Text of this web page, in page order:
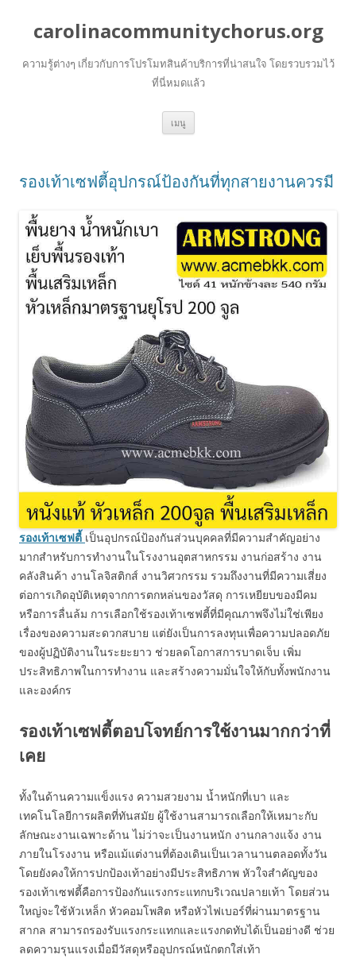
carolinacommunitychorus.org
ความรู้ต่างๆ เกี่ยวกับการโปรโมทสินค้าบริการที่น่าสนใจ โดยรวบรวมไว้
ที่นี่หมดแล้ว
เมนู ข้าม
ยัง
รองเท้าเซฟตี้อุปกรณ์ป้องกันที่ทุกสายงานควรมี
รองเท้าเซฟตี้ เป็นอุปกรณ์ป้องกันส่วนบุคคลที่มีความสำคัญอย่าง
มากสำหรับการทำงานในโรงงานอุตสาหกรรม งานก่อสร้าง งาน
คลังสินค้า งานโลจิสติกส์ งานวิศวกรรม รวมถึงงานที่มีความเสี่ยง
ต่อการเกิดอุบัติเหตุจากการตกหล่นของวัสดุ การเหยียบของมีคม
หรือการลื่นล้ม การเลือกใช้รองเท้าเซฟตี้ที่มีคุณภาพจึงไม่ใช่เพียง
เรื่องของความสะดวกสบาย แต่ยังเป็นการลงทุนเพื่อความปลอดภัย
ของผู้ปฏิบัติงานในระยะยาว ช่วยลดโอกาสการบาดเจ็บ เพิ่ม
ประสิทธิภาพในการทำงาน และสร้างความมั่นใจให้กับทั้งพนักงาน
และองค์กร
รองเท้าเซฟตี้ตอบโจทย์การใช้งานมากกว่าที่
เคย
ทั้งในด้านความแข็งแรง ความสวยงาม น้ำหนักที่เบา และ
เทคโนโลยีการผลิตที่ทันสมัย ผู้ใช้งานสามารถเลือกให้เหมาะกับ
ลักษณะงานเฉพาะด้าน ไม่ว่าจะเป็นงานหนัก งานกลางแจ้ง งาน
ภายในโรงงาน หรือแม้แต่งานที่ต้องเดินเป็นเวลานานตลอดทั้งวัน
โดยยังคงให้การปกป้องเท้าอย่างมีประสิทธิภาพ หัวใจสำคัญของ
รองเท้าเซฟตี้คือการป้องกันแรงกระแทกบริเวณปลายเท้า โดยส่วน
ใหญ่จะใช้หัวเหล็ก หัวคอมโพสิต หรือหัวไฟเบอร์ที่ผ่านมาตรฐาน
สากล สามารถรองรับแรงกระแทกและแรงกดทับได้เป็นอย่างดี ช่วย
ลดความรุนแรงเมื่อมีวัสดุหรืออุปกรณ์หนักตกใส่เท้า